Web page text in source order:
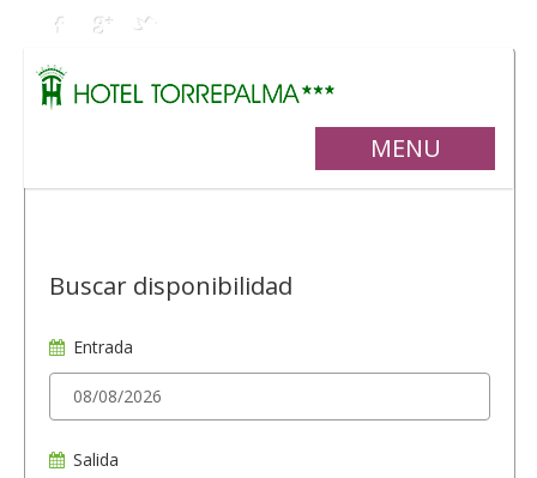
MENU
Buscar disponibilidad
Entrada
Salida